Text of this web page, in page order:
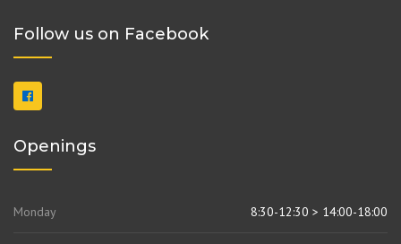
Follow us on Facebook
Openings
Monday 8:30-12:30 > 14:00-18:00